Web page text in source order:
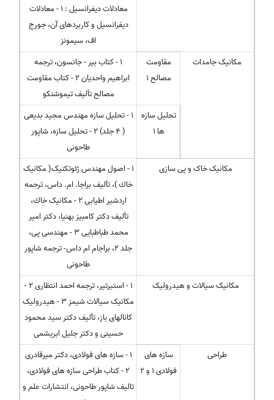
معادلات دیفرانسیل : 1 - معادلات
دیفرانسیل و کاربردهای آن، جورج
اف، سیمونز
مکانیک جامدات
مقاومت
مصالح 1
1 - کتاب بیر - جانسون، ترجمه
ابراهیم واحدیان 2 - کتاب مقاومت
مصالح تألیف تیموشنکو
تحلیل سازه
ها 1
1 - تحلیل سازه مهندس مجید بدیعی
( 4 جلد) 2 - تحلیل سازه، شاپور
طاحونی
مکانیک خاک و پی سازی
1 - اصول مهندس ژئوتکنیک( مکانیک
خاك )، تألیف براجا. ام. داس، ترجمه
اردشیر اطیابی 2 - مکانیک خاك،
تألیف دکتر کامبیز بهنیا، دکتر امیر
محمد طباطبایی 3 - مهندسی پی،
جلد 2، براجام ام داس- ترجمه شاپور
طاحونی
مکانیک سیالات و هیدرولیک
1 - استیرتیر، ترجمه احمد انتظاری 2 -
مکانیک سیالات شیمز 3 - هیدرولیک
کانالهای باز، تألیف دکتر سید محمود
حسینی و دکتر جلیل ابریشمی
طراحی
سازه های
فولادی 1 و 2
1 - سازه های فولادی، دکتر میرقادری
2 - کتاب طراحی سازه های فولادی،
تالیف شاپور طاحونی، انتشارات علم و